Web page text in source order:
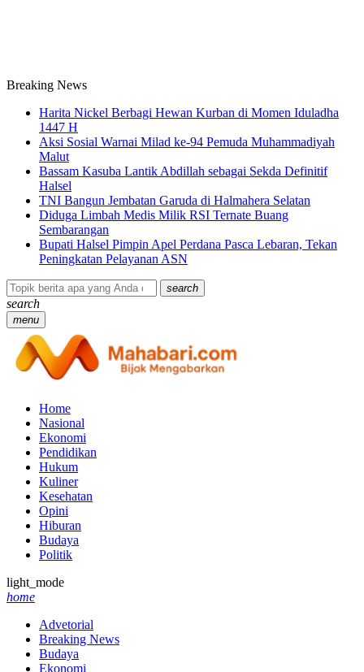
Breaking News
Harita Nickel Berbagi Hewan Kurban di Momen Iduladha
1447 H
Aksi Sosial Warnai Milad ke-94 Pemuda Muhammadiyah
Malut
Bassam Kasuba Lantik Abdillah sebagai Sekda Definitif
Halsel
TNI Bangun Jembatan Garuda di Halmahera Selatan
Diduga Limbah Medis Milik RSI Ternate Buang
Sembarangan
Bupati Halsel Pimpin Apel Perdana Pasca Lebaran, Tekan
Peningkatan Pelayanan ASN
search
search
menu
Home
Nasional
Ekonomi
Pendidikan
Hukum
Kuliner
Kesehatan
Opini
Hiburan
Budaya
Politik
light_mode
home
Advetorial
Breaking News
Budaya
Ekonomi